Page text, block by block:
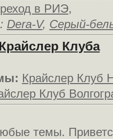
в РИЭ,
Dera-V, Серый-
Клуба
Крайслер Клуб
Клуб
темы.